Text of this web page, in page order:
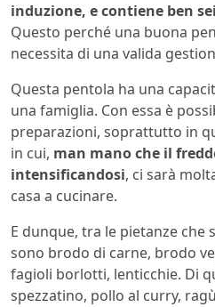
induzione, e contiene ben
Questo perché una buona
necessita di una valida
Questa pentola ha una
una famiglia. Con essa è
preparazioni, soprattutto in
in cui, man mano che il
intensificandosi, ci sarà
casa a cucinare.
E dunque, tra le pietanze che
sono brodo di carne, brodo
fagioli borlotti, lenticchie. Di
spezzatino, pollo al curry,